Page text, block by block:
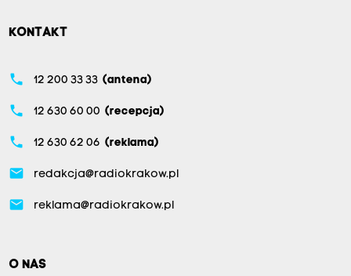
KONTAKT
phone 12 200 33 33 (antena)
phone 12 630 60 00 (recepcja)
phone 12 630 62 06 (reklama)
email redakcja@radiokrakow.pl
email reklama@radiokrakow.pl
O NAS